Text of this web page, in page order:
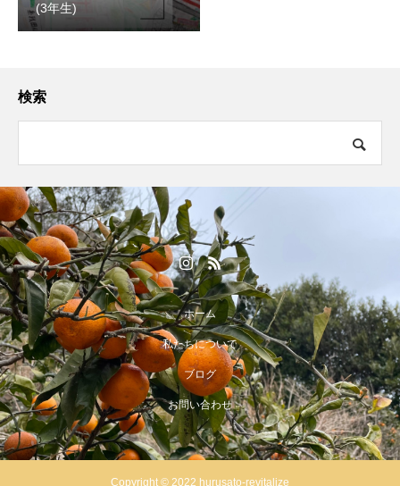
(3年生)
検索
ホーム
私たちについて
ブログ
お問い合わせ
Copyright © 2022 hurusato-revitalize